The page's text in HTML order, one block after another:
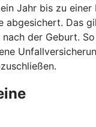
Jahr bis zu einer
abgesichert. Das
der Geburt.